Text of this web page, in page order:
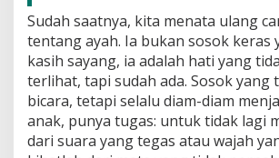
Sudah saatnya, kita menata ulang
tentang ayah. Ia bukan sosok keras
kasih sayang, ia adalah hati yang
terlihat, tapi sudah ada. Sosok yang
bicara, tetapi selalu diam-diam
anak, punya tugas: untuk tidak lagi
dari suara yang tegas atau wajah